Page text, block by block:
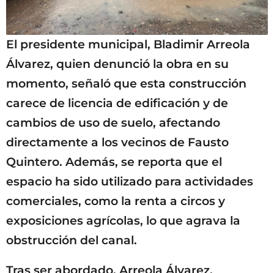
El presidente municipal, Bladimir Arreola
Álvarez, quien denunció la obra en su
momento, señaló que esta construcción
carece de licencia de edificación y de
cambios de uso de suelo, afectando
directamente a los vecinos de Fausto
Quintero. Además, se reporta que el
espacio ha sido utilizado para actividades
comerciales, como la renta a circos y
exposiciones agrícolas, lo que agrava la
obstrucción del canal.
Tras ser abordado, Arreola Álvarez,